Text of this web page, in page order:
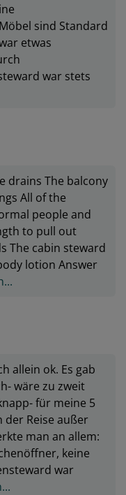
sind Standard
etwas
war stets
drains The balcony
All of the
people and
to pull out
The cabin steward
lotion Answer
allein ok. Es gab
wäre zu zweit
für meine 5
der Reise außer
man an allem:
keine
war